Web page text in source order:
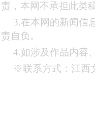
责，本网不承担此类
3.在本网的新闻信
责自负。
4.如涉及作品内容
※联系方式：江西